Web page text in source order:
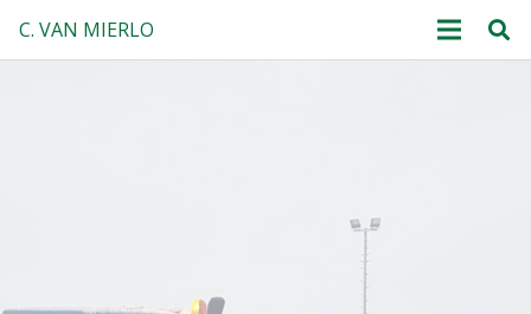
C. VAN MIERLO